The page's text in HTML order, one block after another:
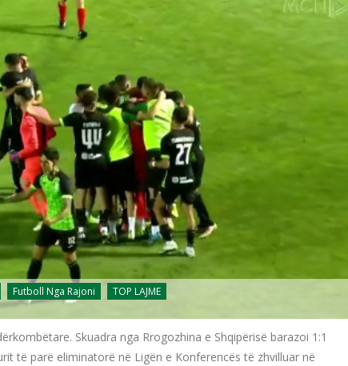
Futboll Nga Rajoni TOP LAJME
Skuadra nga Rrogozhina e Shqipërisë barazoi 1:1
të parë eliminatorë në Ligën e Konferencës të zhvilluar në